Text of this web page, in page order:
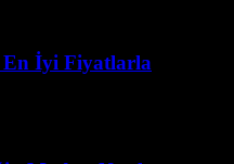
En İyi Fiyatlarla